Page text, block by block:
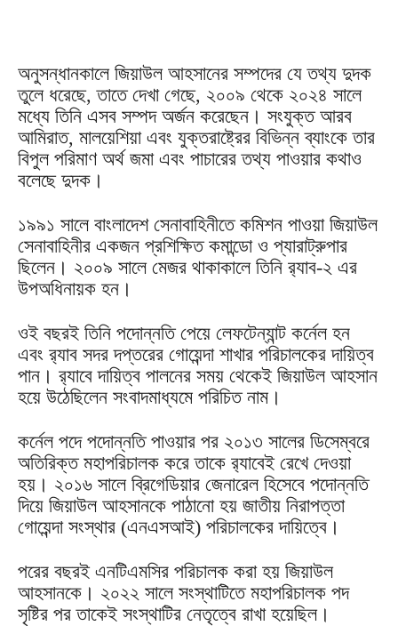
অনুসন্ধানকালে জিয়াউল আহসানের সম্পদের যে তথ্য দুদক
তুলে ধরেছে, তাতে দেখা গেছে, ২০০৯ থেকে ২০২৪ সালে
মধ্যে তিনি এসব সম্পদ অর্জন করেছেন। সংযুক্ত আরব
আমিরাত, মালয়েশিয়া এবং যুক্তরাষ্ট্রের বিভিন্ন ব্যাংকে তার
বিপুল পরিমাণ অর্থ জমা এবং পাচারের তথ্য পাওয়ার কথাও
বলেছে দুদক।
১৯৯১ সালে বাংলাদেশ সেনাবাহিনীতে কমিশন পাওয়া জিয়াউল
সেনাবাহিনীর একজন প্রশিক্ষিত কমান্ডো ও প্যারাট্রুপার
ছিলেন। ২০০৯ সালে মেজর থাকাকালে তিনি র‌্যাব-২ এর
উপঅধিনায়ক হন।
ওই বছরই তিনি পদোন্নতি পেয়ে লেফটেন্যান্ট কর্নেল হন
এবং র‌্যাব সদর দপ্তরের গোয়েন্দা শাখার পরিচালকের দায়িত্ব
পান। র‌্যাবে দায়িত্ব পালনের সময় থেকেই জিয়াউল আহসান
হয়ে উঠেছিলেন সংবাদমাধ্যমে পরিচিত নাম।
কর্নেল পদে পদোন্নতি পাওয়ার পর ২০১৩ সালের ডিসেম্বরে
অতিরিক্ত মহাপরিচালক করে তাকে র‌্যাবেই রেখে দেওয়া
হয়। ২০১৬ সালে ব্রিগেডিয়ার জেনারেল হিসেবে পদোন্নতি
দিয়ে জিয়াউল আহসানকে পাঠানো হয় জাতীয় নিরাপত্তা
গোয়েন্দা সংস্থার (এনএসআই) পরিচালকের দায়িত্বে।
পরের বছরই এনটিএমসির পরিচালক করা হয় জিয়াউল
আহসানকে। ২০২২ সালে সংস্থাটিতে মহাপরিচালক পদ
সৃষ্টির পর তাকেই সংস্থাটির নেতৃত্বে রাখা হয়েছিল।